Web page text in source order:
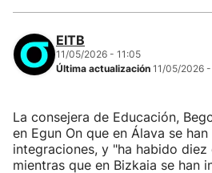
EITB
11/05/2026 - 11:05
Última actualización 11/05/2026 -
La consejera de Educación,
en Egun On que en Álava se
integraciones, y "ha habido
mientras que en Bizkaia se han